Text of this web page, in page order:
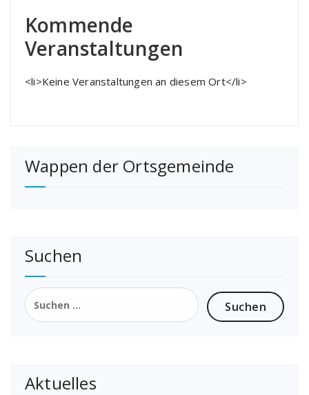
Kommende
Veranstaltungen
<li>Keine Veranstaltungen an diesem Ort</li>
Wappen der Ortsgemeinde
Suchen
Suchen
nach:
Aktuelles